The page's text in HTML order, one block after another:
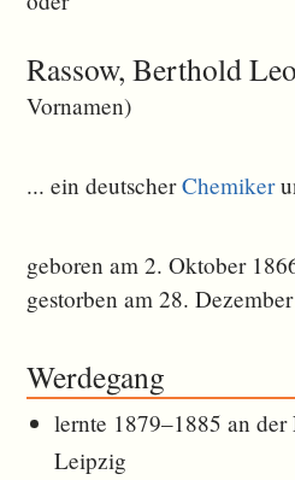
Rassow, Berthold
Vornamen)
... ein deutscherChemiker
geboren am 2. Oktober
gestorben am 28.
Werdegang
lernte 1879–1885 an
Leipzig